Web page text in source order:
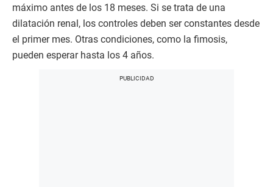
máximo antes de los 18 meses. Si se trata de una
dilatación renal, los controles deben ser constantes desde
el primer mes. Otras condiciones, como la fimosis,
pueden esperar hasta los 4 años.